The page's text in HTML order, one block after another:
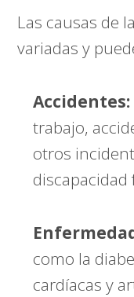
Las causas de la
variadas y
Accidentes:
trabajo,
otros
discapacidad
como la
cardíacas y